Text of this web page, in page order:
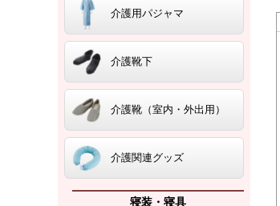
介護用パジャマ
介護靴下
介護靴（室内・外出用）
介護関連グッズ
寝装・寝具